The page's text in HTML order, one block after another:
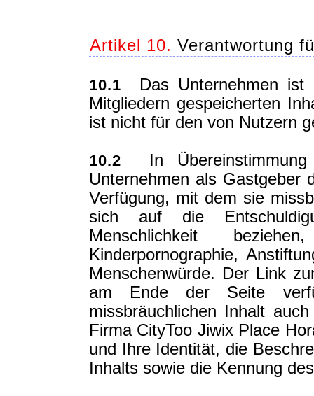
Artikel 10. Verantwortung
10.1 Das Unternehmen ist
Mitgliedern gespeicherten
ist nicht für den von Nutzern
10.2 In
Unternehmen als Gastgeber
Verfügung, mit dem sie
sich auf die
Menschlichkeit
Kinderpornographie,
Menschenwürde. Der Link
am Ende der Seite
missbräuchlichen Inhalt
Firma CityToo Jiwix Place
und Ihre Identität, die
Inhalts sowie die Kennung